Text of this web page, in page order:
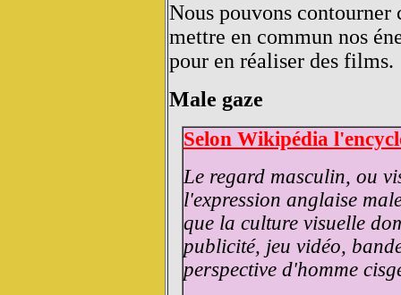
Nous pouvons
mettre en commun nos
pour en réaliser des films.
Male gaze
Selon Wikipédia
Le regard masculin, ou
l'expression anglaise
que la culture visuelle
publicité, jeu vidéo,
perspective d'homme